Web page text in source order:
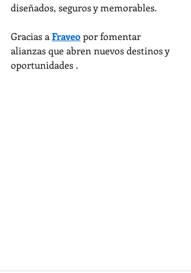
diseñados, seguros y memorables.
Gracias a Fraveo por fomentar
alianzas que abren nuevos destinos y
oportunidades .